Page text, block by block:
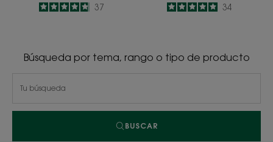
4.8
/
5
37 5
/
5
34
Búsqueda por tema, rango o tipo de producto
BUSCAR